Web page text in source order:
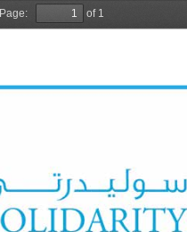
Page:
of 1